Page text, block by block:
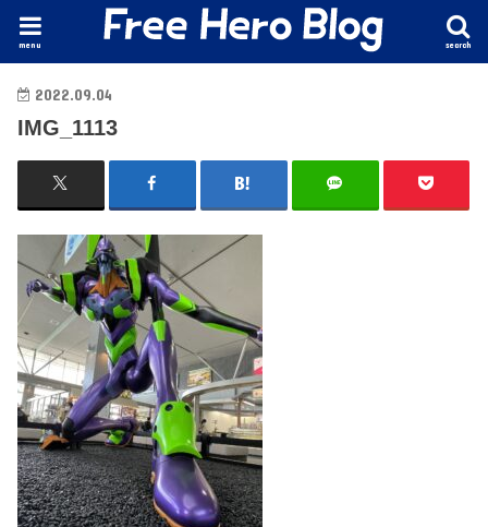
search
menu
2022.09.04
IMG_1113